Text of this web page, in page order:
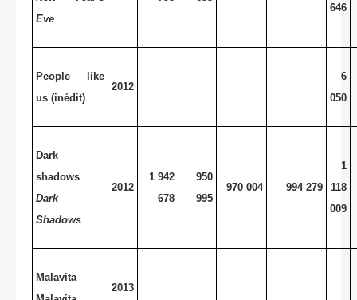
Eve
646
People like
us (inédit)
2012
6
050
Dark
shadows
Dark
Shadows
2012
1 942
678
950
995
970 004 994 279
1
118
009
Malavita
2013